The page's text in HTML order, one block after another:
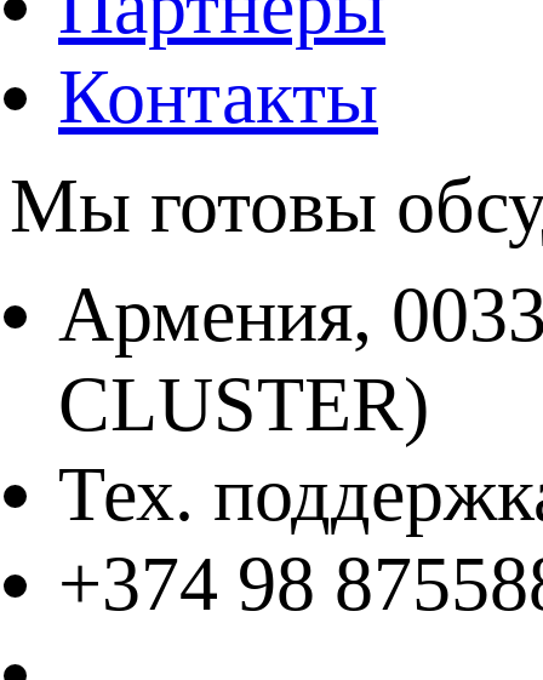
Контакты
Мы готовы
Армения,
CLUSTER)
Тех.
+374 98